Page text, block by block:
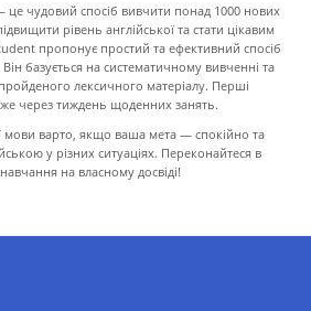
це чудовий спосіб вивчити понад 1000 нових
рівень англійської та стати цікавим
пропонує простий та ефективний спосіб
базується на систематичному вивченні та
лексичного матеріалу. Перші
через тиждень щоденних занять.
мови варто, якщо ваша мета — спокійно та
у різних ситуаціях. Переконайтеся в
на власному досвіді!